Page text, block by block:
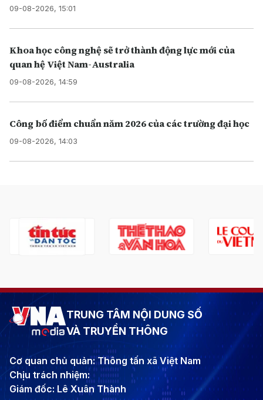
09-08-2026, 15:01
Khoa học công nghệ sẽ trở thành động lực mới của
quan hệ Việt Nam-Australia
09-08-2026, 14:59
Công bố điểm chuẩn năm 2026 của các trường đại học
09-08-2026, 14:03
TRUNG TÂM NỘI DUNG SỐ
VÀ TRUYỀN THÔNG
Cơ quan chủ quản: Thông tấn xã Việt Nam
Chịu trách nhiệm:
Giám đốc: Lê Xuân Thành